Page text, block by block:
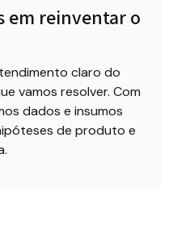
em reinventar o
claro do
vamos resolver. Com
dados e insumos
de produto e